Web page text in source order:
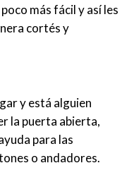
más fácil y así les
cortés y
y está alguien
la puerta abierta,
para las
o andadores.